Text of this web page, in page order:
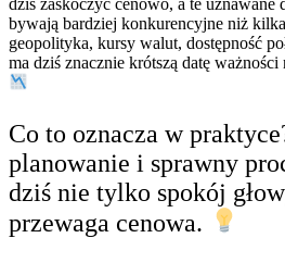
dziś zaskoczyć cenowo, a te uznawane
bywają bardziej konkurencyjne niż
geopolityka, kursy walut, dostępność
ma dziś znacznie krótszą datę
Co to oznacza w
planowanie i sprawny
dziś nie tylko spokój
przewaga cenowa.